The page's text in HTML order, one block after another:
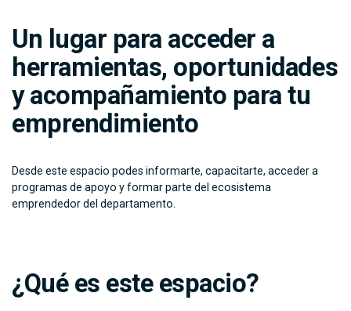
Un lugar para acceder a
herramientas, oportunidades
y acompañamiento para tu
emprendimiento
Desde este espacio podes informarte, capacitarte, acceder a
programas de apoyo y formar parte del ecosistema
emprendedor del departamento.
¿Qué es este espacio?